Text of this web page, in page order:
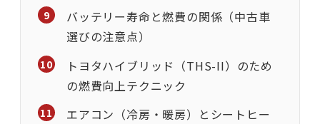
バッテリー寿命と燃費の関係（中古車
選びの注意点）
トヨタハイブリッド（THS-II）のため
の燃費向上テクニック
エアコン（冷房・暖房）とシートヒー